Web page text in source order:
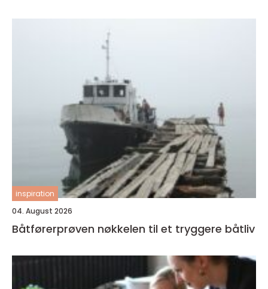
inspiration
04. August 2026
Båtførerprøven nøkkelen til et tryggere båtliv